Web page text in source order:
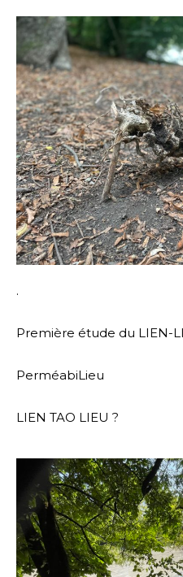
.
Première étude du LIEN-
PerméabiLieu
LIEN TAO LIEU ?